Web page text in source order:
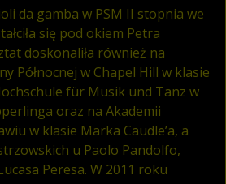
da gamba w PSM II stopnia we
się pod okiem Petra
doskonaliła również na
Północnej w Chapel Hill w klasie
für Musik und Tanz w
oraz na Akademii
w klasie Marka Caudle’a, a
u Paolo Pandolfo,
Peresa. W 2011 roku